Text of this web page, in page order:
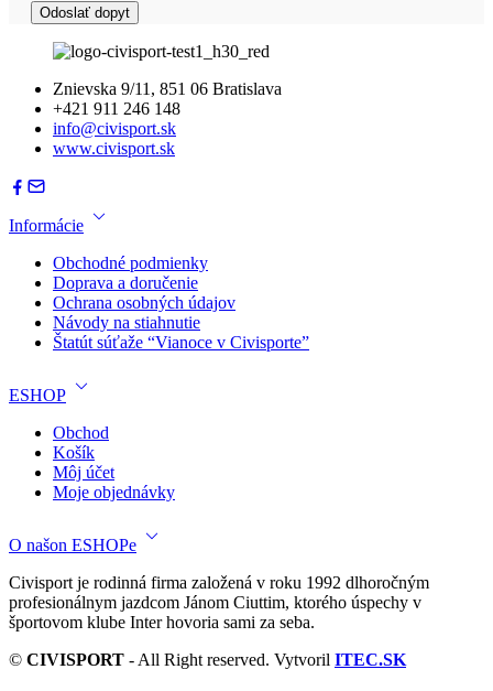
Znievska 9/11, 851 06 Bratislava
+421 911 246 148
info@civisport.sk
www.civisport.sk
Informácie
Obchodné podmienky
Doprava a doručenie
Ochrana osobných údajov
Návody na stiahnutie
Štatút súťaže “Vianoce v Civisporte”
ESHOP
Obchod
Košík
Môj účet
Moje objednávky
O našon ESHOPe
Civisport je rodinná firma založená v roku 1992 dlhoročným
profesionálnym jazdcom Jánom Ciuttim, ktorého úspechy v
športovom klube Inter hovoria sami za seba.
© CIVISPORT - All Right reserved. Vytvoril ITEC.SK